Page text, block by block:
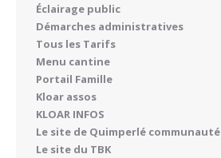
Éclairage public
Démarches administratives
Tous les Tarifs
Menu cantine
Portail Famille
Kloar assos
KLOAR INFOS
Le site de Quimperlé communauté
Le site du TBK